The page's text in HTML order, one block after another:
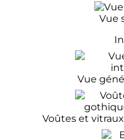
Vue
Vue
Voûtes et